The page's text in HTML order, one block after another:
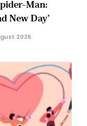
Man:
New Day’
2026